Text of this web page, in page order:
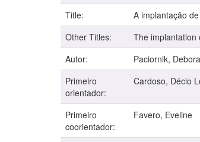
Title:
A implantação
Other Titles:
The implantation
Autor:
Paciornik,
Primeiro
orientador:
Cardoso, Décio
Primeiro
coorientador:
Favero, Eveline